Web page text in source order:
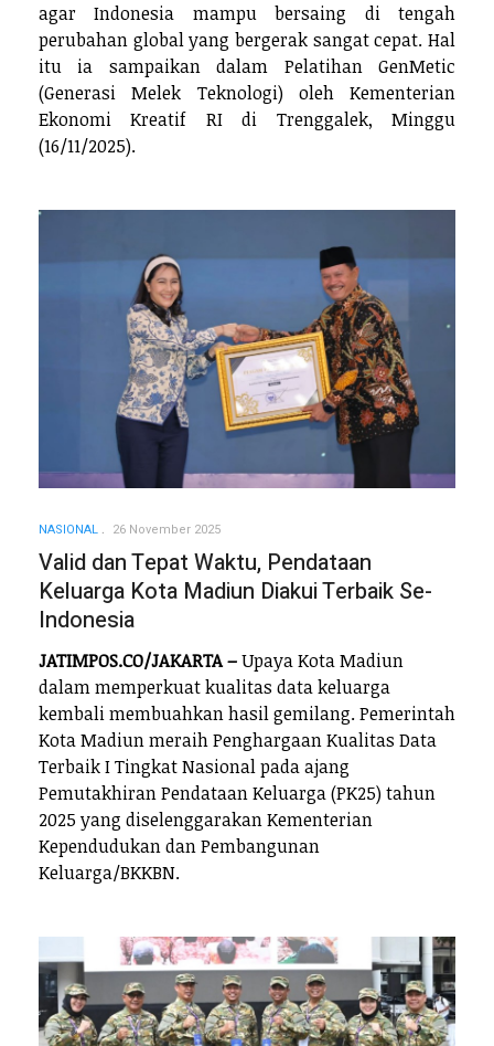
agar Indonesia mampu bersaing di tengah
perubahan global yang bergerak sangat cepat. Hal
itu ia sampaikan dalam Pelatihan GenMetic
(Generasi Melek Teknologi) oleh Kementerian
Ekonomi Kreatif RI di Trenggalek, Minggu
(16/11/2025).
NASIONAL 26 November 2025
Valid dan Tepat Waktu, Pendataan
Keluarga Kota Madiun Diakui Terbaik Se-
Indonesia
JATIMPOS.CO/JAKARTA –Upaya Kota Madiun
dalam memperkuat kualitas data keluarga
kembali membuahkan hasil gemilang. Pemerintah
Kota Madiun meraih Penghargaan Kualitas Data
Terbaik I Tingkat Nasional pada ajang
Pemutakhiran Pendataan Keluarga (PK25) tahun
2025 yang diselenggarakan Kementerian
Kependudukan dan Pembangunan
Keluarga/BKKBN.